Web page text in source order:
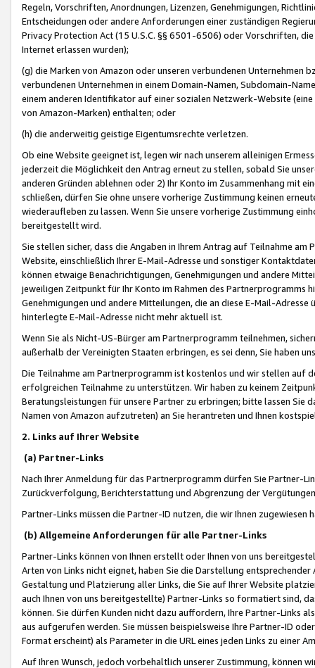
Regeln, Vorschriften, Anordnungen, Lizenzen, Genehmigungen,
Entscheidungen oder andere Anforderungen einer zuständigen
Privacy Protection Act (15 U.S.C. §§ 6501-6506) oder Vorschriften,
Internet erlassen wurden);
(g) die Marken von Amazon oder unseren verbundenen Unternehmen
verbundenen Unternehmen in einem Domain-Namen, Subdomain-
einem anderen Identifikator auf einer sozialen Netzwerk-Website
von Amazon-Marken) enthalten; oder
(h) die anderweitig geistige Eigentumsrechte verletzen.
Ob eine Website geeignet ist, legen wir nach unserem alleinigen
jederzeit die Möglichkeit den Antrag erneut zu stellen, sobald Sie
anderen Gründen ablehnen oder 2) Ihr Konto im Zusammenhang mit
schließen, dürfen Sie ohne unsere vorherige Zustimmung keinen
wiederaufleben zu lassen. Wenn Sie unsere vorherige Zustimmung
bereitgestellt wird.
Sie stellen sicher, dass die Angaben in Ihrem Antrag auf Teilnahme
Website, einschließlich Ihrer E-Mail-Adresse und sonstiger
können etwaige Benachrichtigungen, Genehmigungen und andere
jeweiligen Zeitpunkt für Ihr Konto im Rahmen des Partnerprogramms
Genehmigungen und andere Mitteilungen, die an diese E-Mail-
hinterlegte E-Mail-Adresse nicht mehr aktuell ist.
Wenn Sie als Nicht-US-Bürger am Partnerprogramm teilnehmen,
außerhalb der Vereinigten Staaten erbringen, es sei denn, Sie haben
Die Teilnahme am Partnerprogramm ist kostenlos und wir stellen auf
erfolgreichen Teilnahme zu unterstützen. Wir haben zu keinem
Beratungsleistungen für unsere Partner zu erbringen; bitte lassen Sie
Namen von Amazon aufzutreten) an Sie herantreten und Ihnen
2. Links auf Ihrer Website
(a) Partner-Links
Nach Ihrer Anmeldung für das Partnerprogramm dürfen Sie Partner-
Zurückverfolgung, Berichterstattung und Abgrenzung der
Partner-Links müssen die Partner-ID nutzen, die wir Ihnen zugewiesen
(b) Allgemeine Anforderungen für alle Partner-Links
Partner-Links können von Ihnen erstellt oder Ihnen von uns
Arten von Links nicht eignet, haben Sie die Darstellung
Gestaltung und Platzierung aller Links, die Sie auf Ihrer Website
auch Ihnen von uns bereitgestellte) Partner-Links so formatiert sind,
können. Sie dürfen Kunden nicht dazu auffordern, Ihre Partner-Links
aus aufgerufen werden. Sie müssen beispielsweise Ihre Partner-ID
Format erscheint) als Parameter in die URL eines jeden Links zu einer
Auf Ihren Wunsch, jedoch vorbehaltlich unserer Zustimmung, können